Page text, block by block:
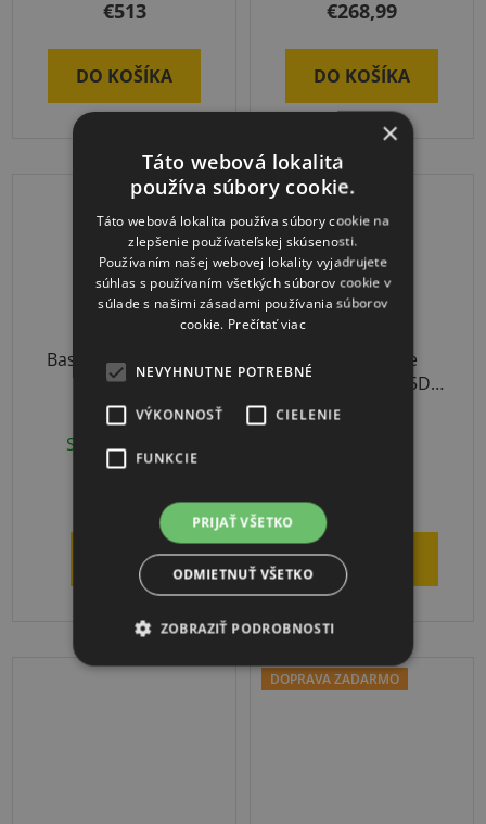
€513
DO KOŠÍKA
€268,99
DO KOŠÍKA
Baseball SET Junior
Skladom
DETAIL
DOPRAVA ZADARMO
Sport-Thieme
Švédska debna 5D s
kolieskami
DO KOŠÍKA
DOPRAVA ZADARMO
×
Táto webová lokalita
používa súbory cookie.
Táto webová lokalita používa súbory cookie na
zlepšenie používateľskej skúsenosti.
Používaním našej webovej lokality vyjadrujete
súhlas s používaním všetkých súborov cookie v
súlade s našimi zásadami používania súborov
cookie. Prečítať viac
NEVYHNUTNE POTREBNÉ
VÝKONNOSŤ CIELENIE
FUNKCIE
PRIJAŤ VŠETKO
ODMIETNUŤ VŠETKO
ZOBRAZIŤ PODROBNOSTI